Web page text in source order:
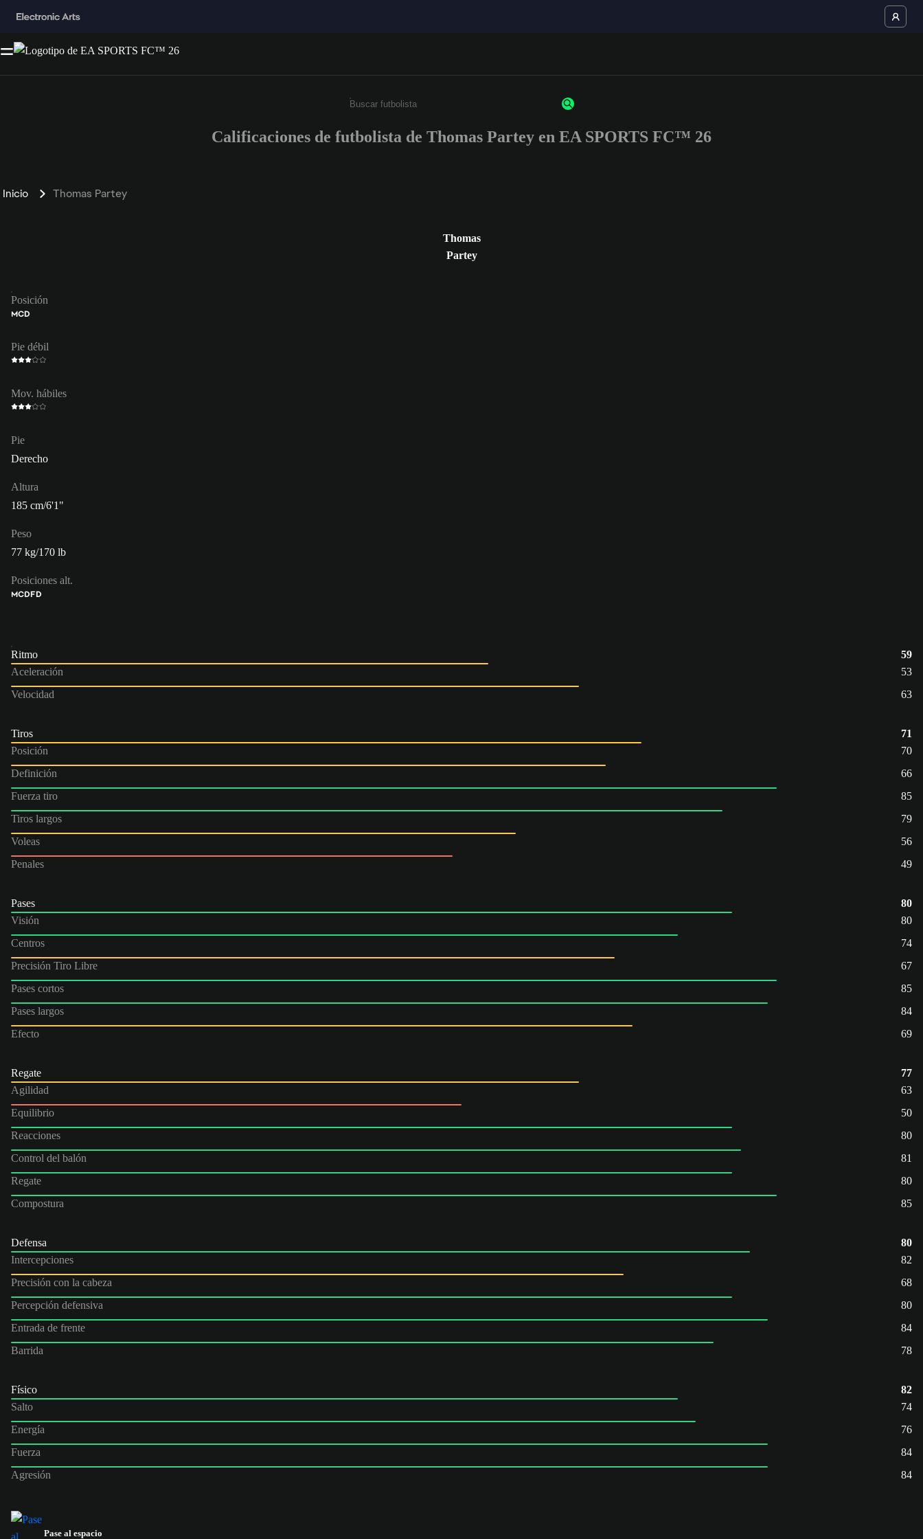
Ingresa un mínimo de 3 caracteres o números
Calificaciones de futbolista de Thomas Partey en EA SPORTS FC™ 26
Inicio Thomas Partey
Thomas
Partey
Posición
MCD
Pie débil
Mov. hábiles
Pie
Derecho
Altura
185 cm/6'1"
Peso
77 kg/170 lb
Posiciones alt.
MCDFD
Ritmo
59
Aceleración
53
Velocidad
63
Tiros
71
Posición
70
Definición
66
Fuerza tiro
85
Tiros largos
79
Voleas
56
Penales
49
Pases
80
Visión
80
Centros
74
Precisión Tiro Libre
67
Pases cortos
85
Pases largos
84
Efecto
69
Regate
77
Agilidad
63
Equilibrio
50
Reacciones
80
Control del balón
81
Regate
80
Compostura
85
Defensa
80
Intercepciones
82
Precisión con la cabeza
68
Percepción defensiva
80
Entrada de frente
84
Barrida
78
Físico
82
Salto
74
Energía
76
Fuerza
84
Agresión
84
Pase al espacio